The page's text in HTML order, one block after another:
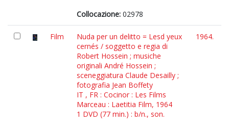
Collocazione: 02978
Film
Nuda per un delitto = Lesd yeux
cernés / soggetto e regia di
Robert Hossein ; musiche
originali André Hossein ;
sceneggiatura Claude Desailly ;
fotografia Jean Boffety
IT , FR : Cocinor : Les Films
Marceau : Laetitia Film, 1964
1 DVD (77 min.) : b/n., son.
1964.